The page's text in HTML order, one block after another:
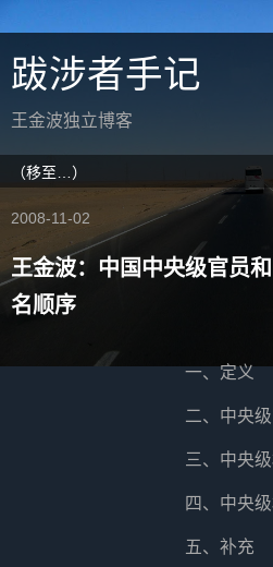
跋涉者手记
王金波独立博客
2008-11-02
王金波：中国中央级官员
名顺序
一、定义
二、中央级官员
三、中央级机构
四、中央级机构内
五、补充